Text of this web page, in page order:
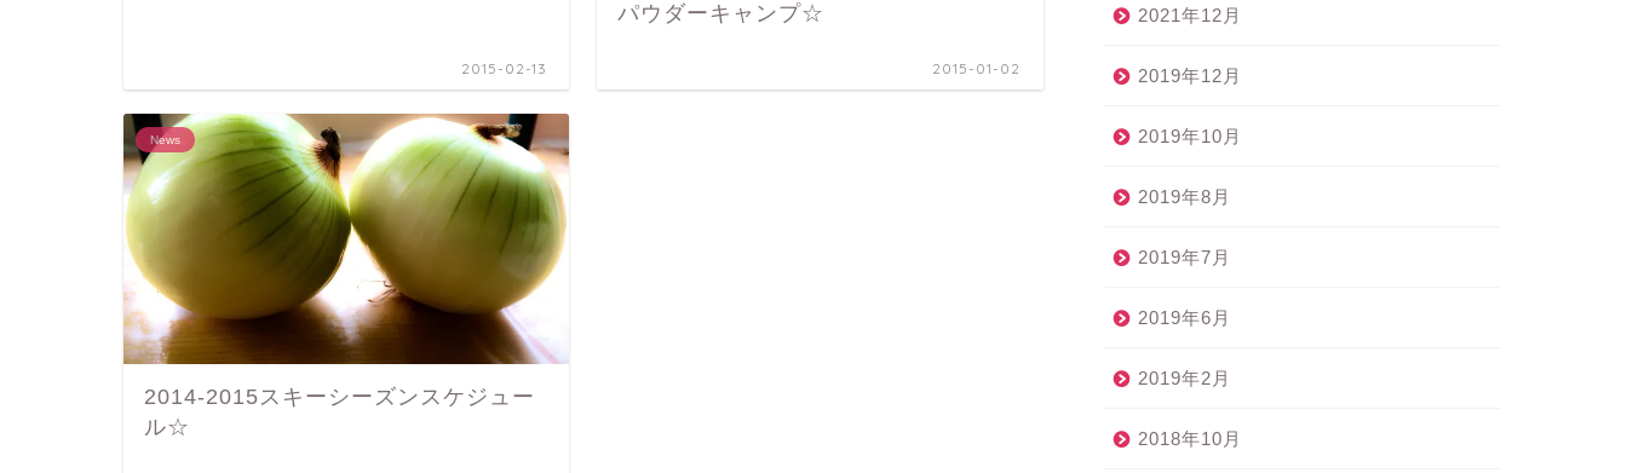
2015-02-13
パウダーキャンプ☆
2015-01-02
News
2014-2015スキーシーズンスケジュー
ル☆
2021年12月
2019年12月
2019年10月
2019年8月
2019年7月
2019年6月
2019年2月
2018年10月